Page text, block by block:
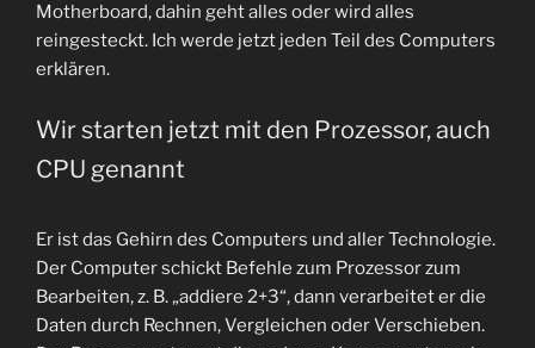
Motherboard, dahin geht alles oder wird alles
reingesteckt. Ich werde jetzt jeden Teil des Computers
erklären.
Wir starten jetzt mit den Prozessor, auch
CPU genannt
Er ist das Gehirn des Computers und aller Technologie.
Der Computer schickt Befehle zum Prozessor zum
Bearbeiten, z. B. „addiere 2+3“, dann verarbeitet er die
Daten durch Rechnen, Vergleichen oder Verschieben.